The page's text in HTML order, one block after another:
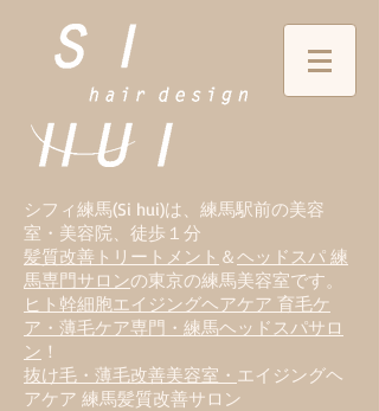
シフィ練馬(Si hui)は、 練馬駅前の美容
室・美容院、徒歩１分
髪質改善トリートメント ＆ヘッドスパ 練
馬専門サロンの東京の練馬美容室です。
ヒト幹細胞エイジングヘアケア 育毛ケ
ア・薄毛ケア専門・練馬ヘッドスパサロ
ン ！
抜け毛・薄毛改善美容室・ エイジングヘ
アケア 練馬髪質改善サロン